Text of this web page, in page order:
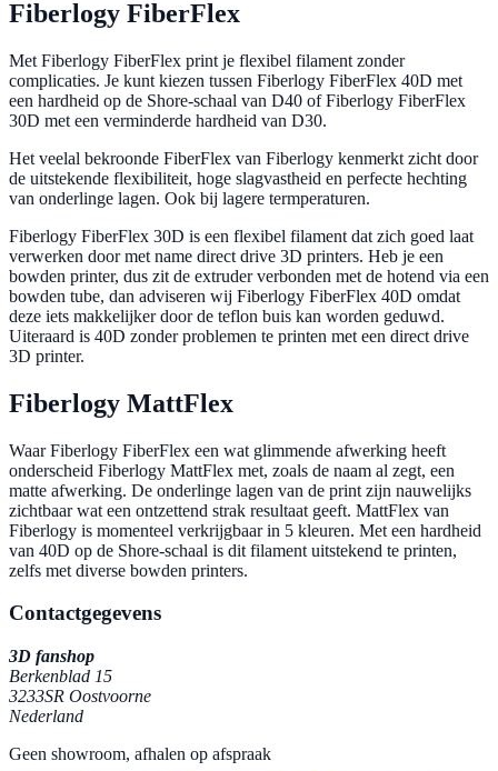
Fiberlogy FiberFlex
Met Fiberlogy FiberFlex print je flexibel filament zonder
complicaties. Je kunt kiezen tussen Fiberlogy FiberFlex 40D met
een hardheid op de Shore-schaal van D40 of Fiberlogy FiberFlex
30D met een verminderde hardheid van D30.
Het veelal bekroonde FiberFlex van Fiberlogy kenmerkt zicht door
de uitstekende flexibiliteit, hoge slagvastheid en perfecte hechting
van onderlinge lagen. Ook bij lagere termperaturen.
Fiberlogy FiberFlex 30D is een flexibel filament dat zich goed laat
verwerken door met name direct drive 3D printers. Heb je een
bowden printer, dus zit de extruder verbonden met de hotend via een
bowden tube, dan adviseren wij Fiberlogy FiberFlex 40D omdat
deze iets makkelijker door de teflon buis kan worden geduwd.
Uiteraard is 40D zonder problemen te printen met een direct drive
3D printer.
Fiberlogy MattFlex
Waar Fiberlogy FiberFlex een wat glimmende afwerking heeft
onderscheid Fiberlogy MattFlex met, zoals de naam al zegt, een
matte afwerking. De onderlinge lagen van de print zijn nauwelijks
zichtbaar wat een ontzettend strak resultaat geeft. MattFlex van
Fiberlogy is momenteel verkrijgbaar in 5 kleuren. Met een hardheid
van 40D op de Shore-schaal is dit filament uitstekend te printen,
zelfs met diverse bowden printers.
Contactgegevens
3D fanshop
Berkenblad 15
3233SR Oostvoorne
Nederland
Geen showroom, afhalen op afspraak